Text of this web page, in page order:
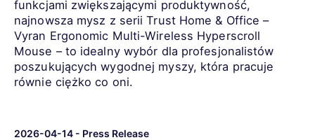
funkcjami zwiększającymi produktywność,
najnowsza mysz z serii Trust Home & Office –
Vyran Ergonomic Multi-Wireless Hyperscroll
Mouse – to idealny wybór dla profesjonalistów
poszukujących wygodnej myszy, która pracuje
równie ciężko co oni.
2026-04-14 - Press Release